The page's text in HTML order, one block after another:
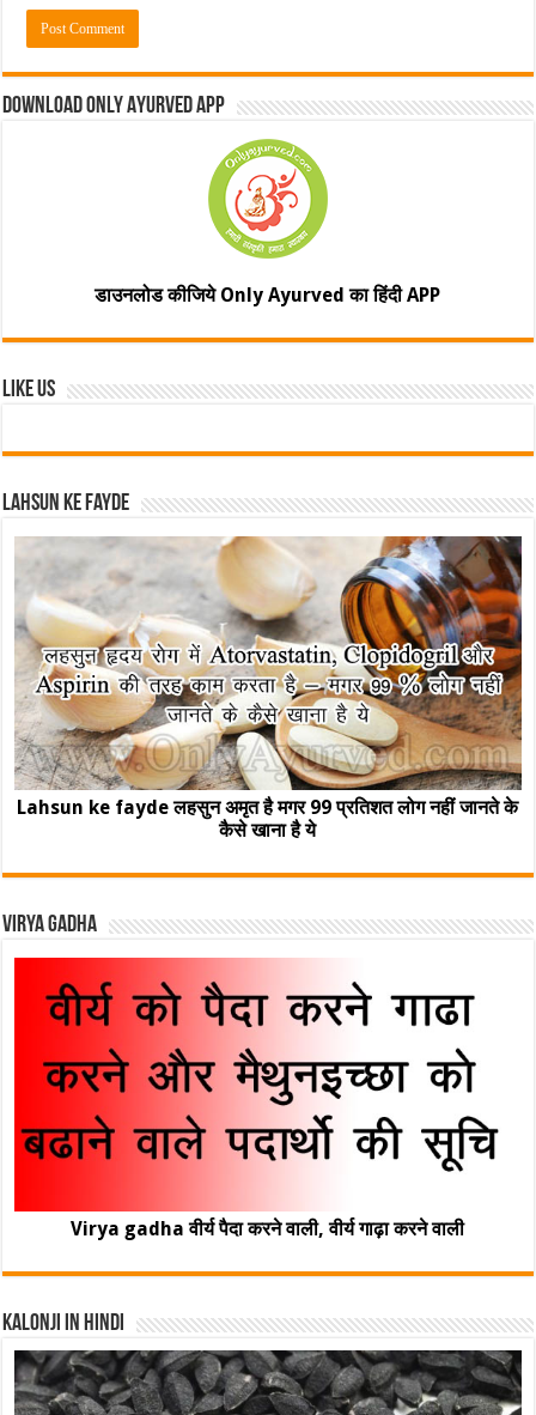
Download Only Ayurved App
डाउनलोड कीजिये Only Ayurved का हिंदी APP
Like Us
Lahsun ke fayde
Lahsun ke fayde लहसुन अमृत है मगर 99 प्रतिशत लोग नहीं जानते के
कैसे खाना है ये
Virya Gadha
Virya gadha वीर्य पैदा करने वाली, वीर्य गाढ़ा करने वाली
Kalonji In Hindi